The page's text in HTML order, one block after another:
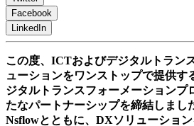
Facebook
LinkedIn
この度、ICTおよびデジタルトラン
ューションをワンストップで提供す
ジタルトランスフォーメーションプ
たなパートナーシップを締結しまし
Nsflowとともに、DXソリューショ